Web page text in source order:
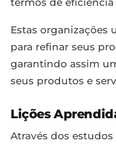
Estas organizações
para refinar seus
garantindo assim
seus produtos e
Lições
Através dos